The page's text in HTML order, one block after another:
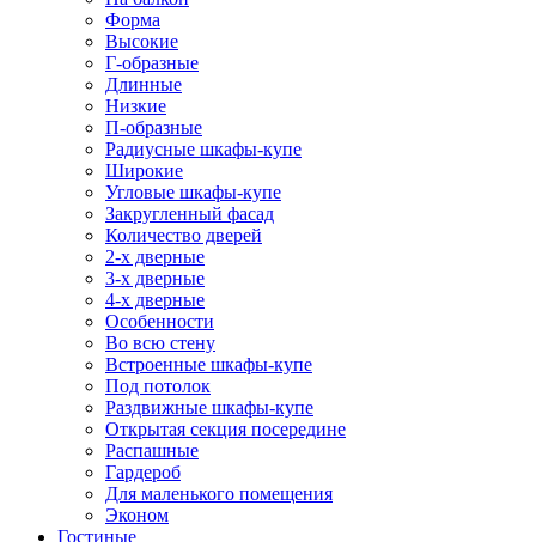
Форма
Высокие
Г-образные
Длинные
Низкие
П-образные
Радиусные шкафы-купе
Широкие
Угловые шкафы-купе
Закругленный фасад
Количество дверей
2-х дверные
3-х дверные
4-х дверные
Особенности
Во всю стену
Встроенные шкафы-купе
Под потолок
Раздвижные шкафы-купе
Открытая секция посередине
Распашные
Гардероб
Для маленького помещения
Эконом
Гостиные